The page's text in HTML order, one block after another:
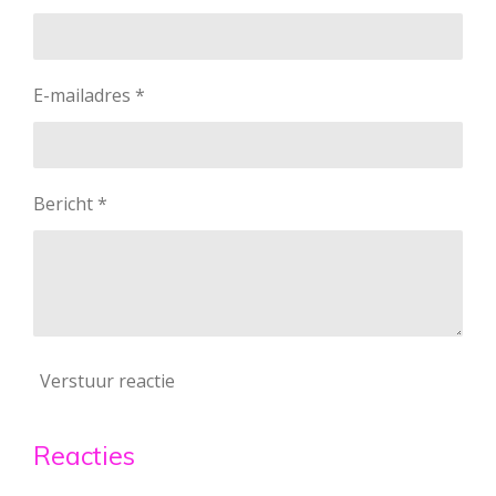
E-mailadres *
Bericht *
Verstuur reactie
Reacties